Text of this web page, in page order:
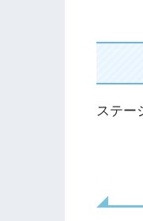
ステー